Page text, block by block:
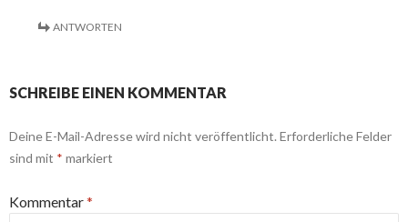
ANTWORTEN
SCHREIBE EINEN KOMMENTAR
Deine E-Mail-Adresse wird nicht veröffentlicht. Erforderliche Felder
sind mit * markiert
Kommentar*